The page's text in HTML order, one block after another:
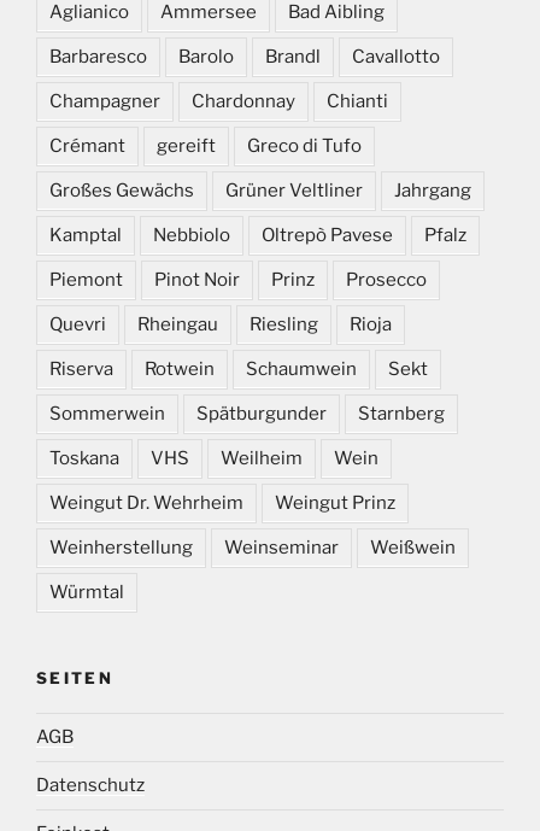
Aglianico Ammersee Bad Aibling
Barbaresco Barolo Brandl Cavallotto
Champagner Chardonnay Chianti
Crémant gereift Greco di Tufo
Großes Gewächs Grüner Veltliner Jahrgang
Kamptal Nebbiolo Oltrepò Pavese Pfalz
Piemont Pinot Noir Prinz Prosecco
Quevri Rheingau Riesling Rioja
Riserva Rotwein Schaumwein Sekt
Sommerwein Spätburgunder Starnberg
Toskana VHS Weilheim Wein
Weingut Dr. Wehrheim Weingut Prinz
Weinherstellung Weinseminar Weißwein
Würmtal
SEITEN
AGB
Datenschutz